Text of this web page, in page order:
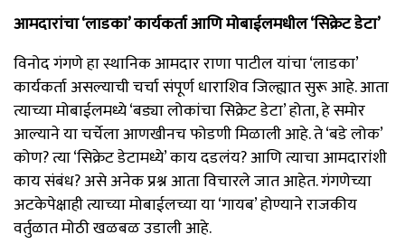
आमदारांचा ‘लाडका’ कार्यकर्ता आणि मोबाईलमधील ‘सिक्रेट डेटा’
विनोद गंगणे हा स्थानिक आमदार राणा पाटील यांचा ‘लाडका’
कार्यकर्ता असल्याची चर्चा संपूर्ण धाराशिव जिल्ह्यात सुरू आहे. आता
त्याच्या मोबाईलमध्ये ‘बड्या लोकांचा सिक्रेट डेटा’ होता, हे समोर
आल्याने या चर्चेला आणखीनच फोडणी मिळाली आहे. ते ‘बडे लोक’
कोण? त्या ‘सिक्रेट डेटामध्ये’ काय दडलंय? आणि त्याचा आमदारांशी
काय संबंध? असे अनेक प्रश्न आता विचारले जात आहेत. गंगणेच्या
अटकेपेक्षाही त्याच्या मोबाईलच्या या ‘गायब’ होण्याने राजकीय
वर्तुळात मोठी खळबळ उडाली आहे.